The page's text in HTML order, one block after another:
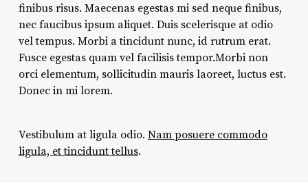
finibus risus. Maecenas egestas mi sed neque finibus,
nec faucibus ipsum aliquet. Duis scelerisque at odio
vel tempus. Morbi a tincidunt nunc, id rutrum erat.
Fusce egestas quam vel facilisis tempor.Morbi non
orci elementum, sollicitudin mauris laoreet, luctus est.
Donec in mi lorem.
Vestibulum at ligula odio. Nam posuere commodo
ligula, et tincidunt tellus.